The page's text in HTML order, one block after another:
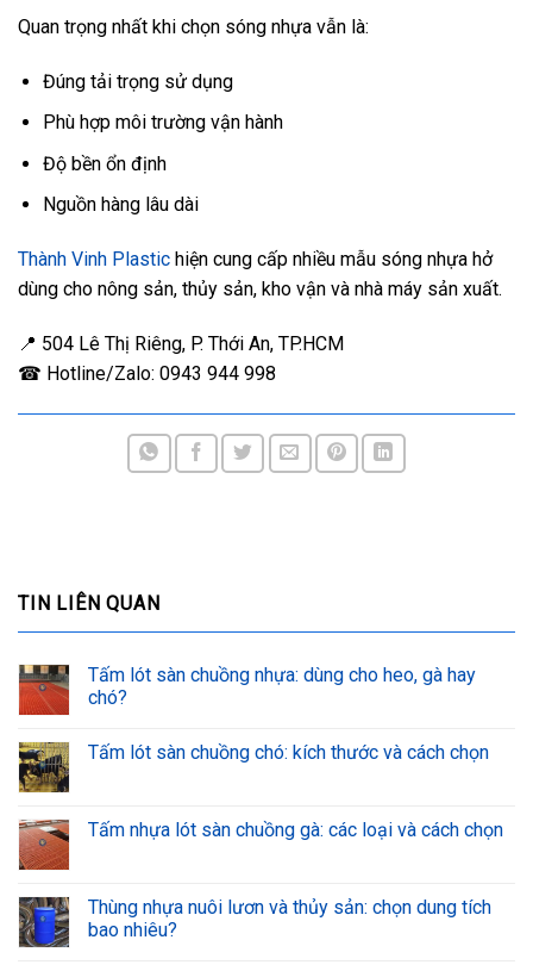
Quan trọng nhất khi chọn sóng nhựa vẫn là:
Đúng tải trọng sử dụng
Phù hợp môi trường vận hành
Độ bền ổn định
Nguồn hàng lâu dài
Thành Vinh Plastic hiện cung cấp nhiều mẫu sóng nhựa hở
dùng cho nông sản, thủy sản, kho vận và nhà máy sản xuất.
📍 504 Lê Thị Riêng, P. Thới An, TP.HCM
☎ Hotline/Zalo: 0943 944 998
TIN LIÊN QUAN
Tấm lót sàn chuồng nhựa: dùng cho heo, gà hay
chó?
Tấm lót sàn chuồng chó: kích thước và cách chọn
Tấm nhựa lót sàn chuồng gà: các loại và cách chọn
Thùng nhựa nuôi lươn và thủy sản: chọn dung tích
bao nhiêu?